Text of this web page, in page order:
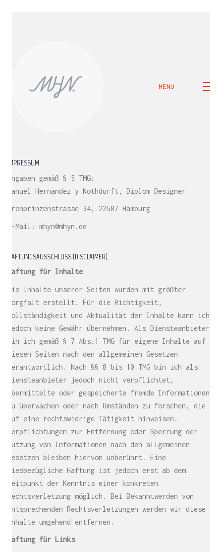
MENU
IMPRESSUM
Angaben gemäß § 5 TMG:
Manuel Hernandez y Nothdurft, Diplom Designer
Kronprinzenstrasse 34, 22587 Hamburg
E-Mail: mhyn@mhyn.de
HAFTUNGSAUSSCHLUSS (DISCLAIMER)
Haftung für Inhalte
Die Inhalte unserer Seiten wurden mit größter
Sorgfalt erstellt. Für die Richtigkeit,
Vollständigkeit und Aktualität der Inhalte kann ich
jedoch keine Gewähr übernehmen. Als Diensteanbieter
bin ich gemäß § 7 Abs.1 TMG für eigene Inhalte auf
diesen Seiten nach den allgemeinen Gesetzen
verantwortlich. Nach §§ 8 bis 10 TMG bin ich als
Diensteanbieter jedoch nicht verpflichtet,
übermittelte oder gespeicherte fremde Informationen
zu überwachen oder nach Umständen zu forschen, die
auf eine rechtswidrige Tätigkeit hinweisen.
Verpflichtungen zur Entfernung oder Sperrung der
Nutzung von Informationen nach den allgemeinen
Gesetzen bleiben hiervon unberührt. Eine
diesbezügliche Haftung ist jedoch erst ab dem
Zeitpunkt der Kenntnis einer konkreten
Rechtsverletzung möglich. Bei Bekanntwerden von
entsprechenden Rechtsverletzungen werden wir diese
Inhalte umgehend entfernen.
Haftung für Links